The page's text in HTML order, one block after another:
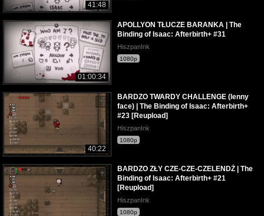
41:48
01:00:34
APOLLYON TŁUCZE BARANKA | The
Binding of Isaac: Afterbirth+ #31
HiszpanInk
1080p
40:22
BARDZO TWARDY CHALLENGE (lenny
face) | The Binding of Isaac: Afterbirth+
#23 [Reupload]
HiszpanInk
1080p
BARDZO ZŁY CZE-CZE-CZELENDŻ | The
Binding of Isaac: Afterbirth+ #21
[Reupload]
HiszpanInk
1080p